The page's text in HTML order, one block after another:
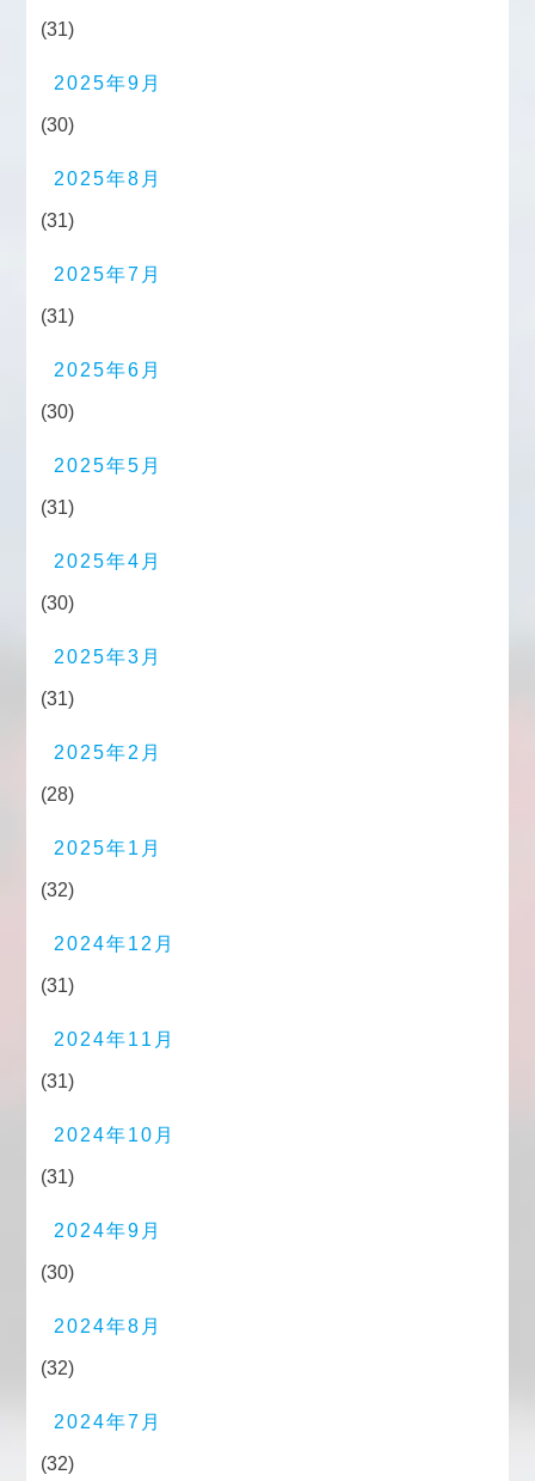
(31)
2025年9月
(30)
2025年8月
(31)
2025年7月
(31)
2025年6月
(30)
2025年5月
(31)
2025年4月
(30)
2025年3月
(31)
2025年2月
(28)
2025年1月
(32)
2024年12月
(31)
2024年11月
(31)
2024年10月
(31)
2024年9月
(30)
2024年8月
(32)
2024年7月
(32)